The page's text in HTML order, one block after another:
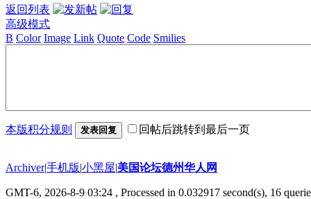
返回列表
高级模式
B Color Image Link Quote Code Smilies
本版积分规则 发表回复 回帖后跳转到最后一页
Archiver|手机版|小黑屋|美国论坛德州华人网
GMT-6, 2026-8-9 03:24 , Processed in 0.032917 second(s), 16